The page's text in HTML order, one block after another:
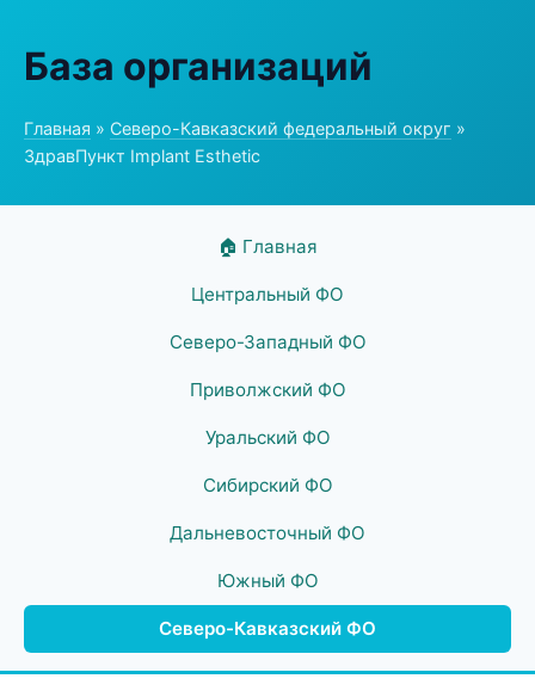
База организаций
Главная » Северо-Кавказский федеральный округ »
ЗдравПункт Implant Esthetic
🏠 Главная
Центральный ФО
Северо-Западный ФО
Приволжский ФО
Уральский ФО
Сибирский ФО
Дальневосточный ФО
Южный ФО
Северо-Кавказский ФО